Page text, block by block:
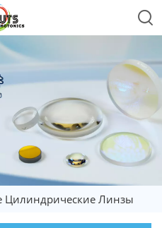
Цилиндрические Линзы